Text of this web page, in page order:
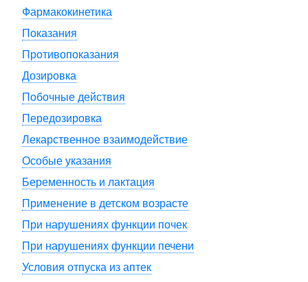
Фармакокинетика
Показания
Противопоказания
Дозировка
Побочные действия
Передозировка
Лекарственное взаимодействие
Особые указания
Беременность и лактация
Применение в детском возрасте
При нарушениях функции почек
При нарушениях функции печени
Условия отпуска из аптек